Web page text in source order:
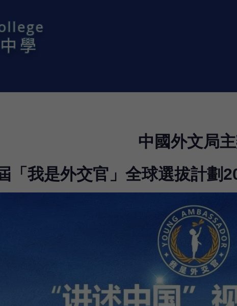
中國外文局
「我是外交官」全球選拔計劃